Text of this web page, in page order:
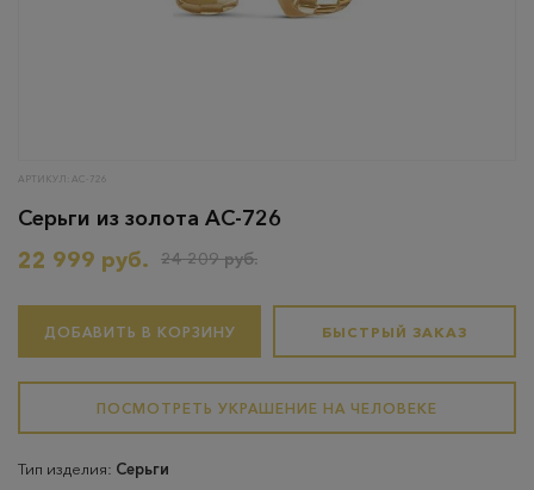
АРТИКУЛ: АС-726
Серьги из золота АС-726
22 999 руб.
24 209 руб.
ДОБАВИТЬ В КОРЗИНУ БЫСТРЫЙ ЗАКАЗ
ПОСМОТРЕТЬ УКРАШЕНИЕ НА ЧЕЛОВЕКЕ
Тип изделия: Серьги